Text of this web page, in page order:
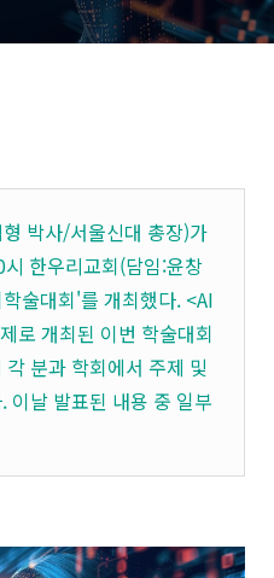
박사/서울신대 총장)가
한우리교회(담임:윤창
술대회'를 개최했다. <AI
로 개최된 이번 학술대회
분과 학회에서 주제 및
이날 발표된 내용 중 일부